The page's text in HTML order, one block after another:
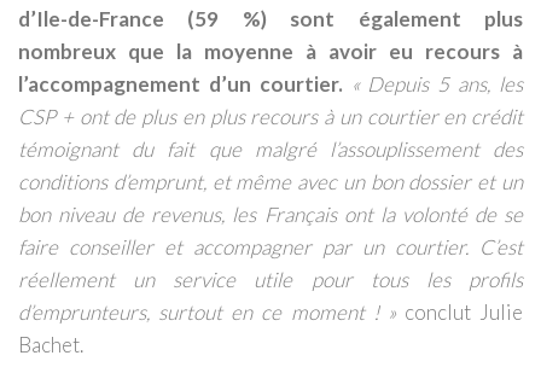
d’Ile-de-France (59 %) sont également plus
nombreux que la moyenne à avoir eu recours à
l’accompagnement d’un courtier. « Depuis 5 ans, les
CSP + ont de plus en plus recours à un courtier en crédit
témoignant du fait que malgré l’assouplissement des
conditions d’emprunt, et même avec un bon dossier et un
bon niveau de revenus, les Français ont la volonté de se
faire conseiller et accompagner par un courtier. C’est
réellement un service utile pour tous les profils
d’emprunteurs, surtout en ce moment ! »conclut Julie
Bachet.